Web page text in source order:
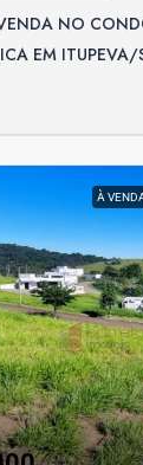
NO
EM ITUPEVA/
À